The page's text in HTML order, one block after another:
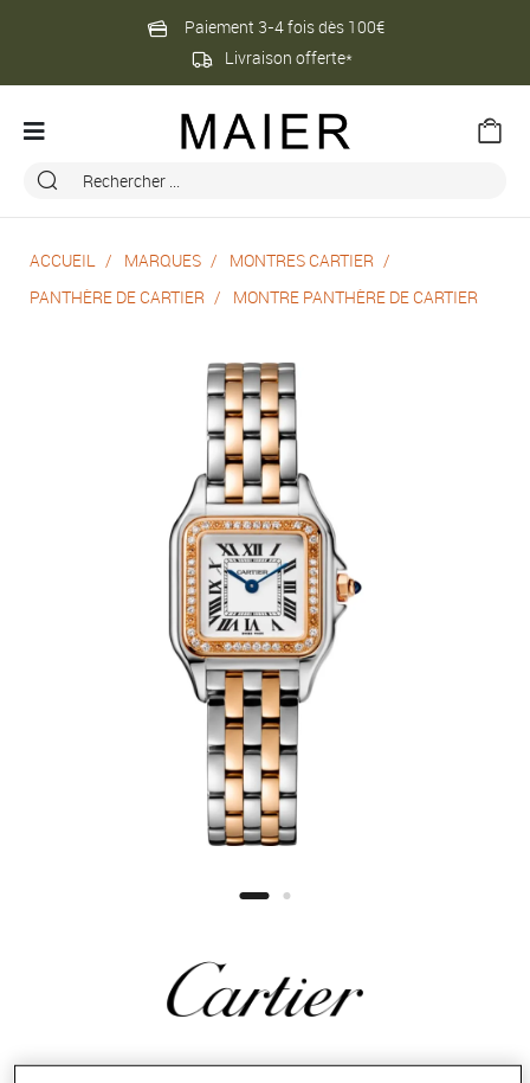
Paiement 3-4 fois dès 100€
Livraison offerte*
ACCUEIL MARQUES
MONTRES CARTIER
PANTHÈRE DE CARTIER
MONTRE PANTHÈRE DE CARTIER